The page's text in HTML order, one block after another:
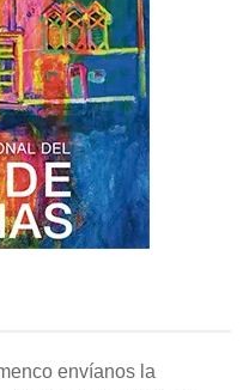
envíanos la